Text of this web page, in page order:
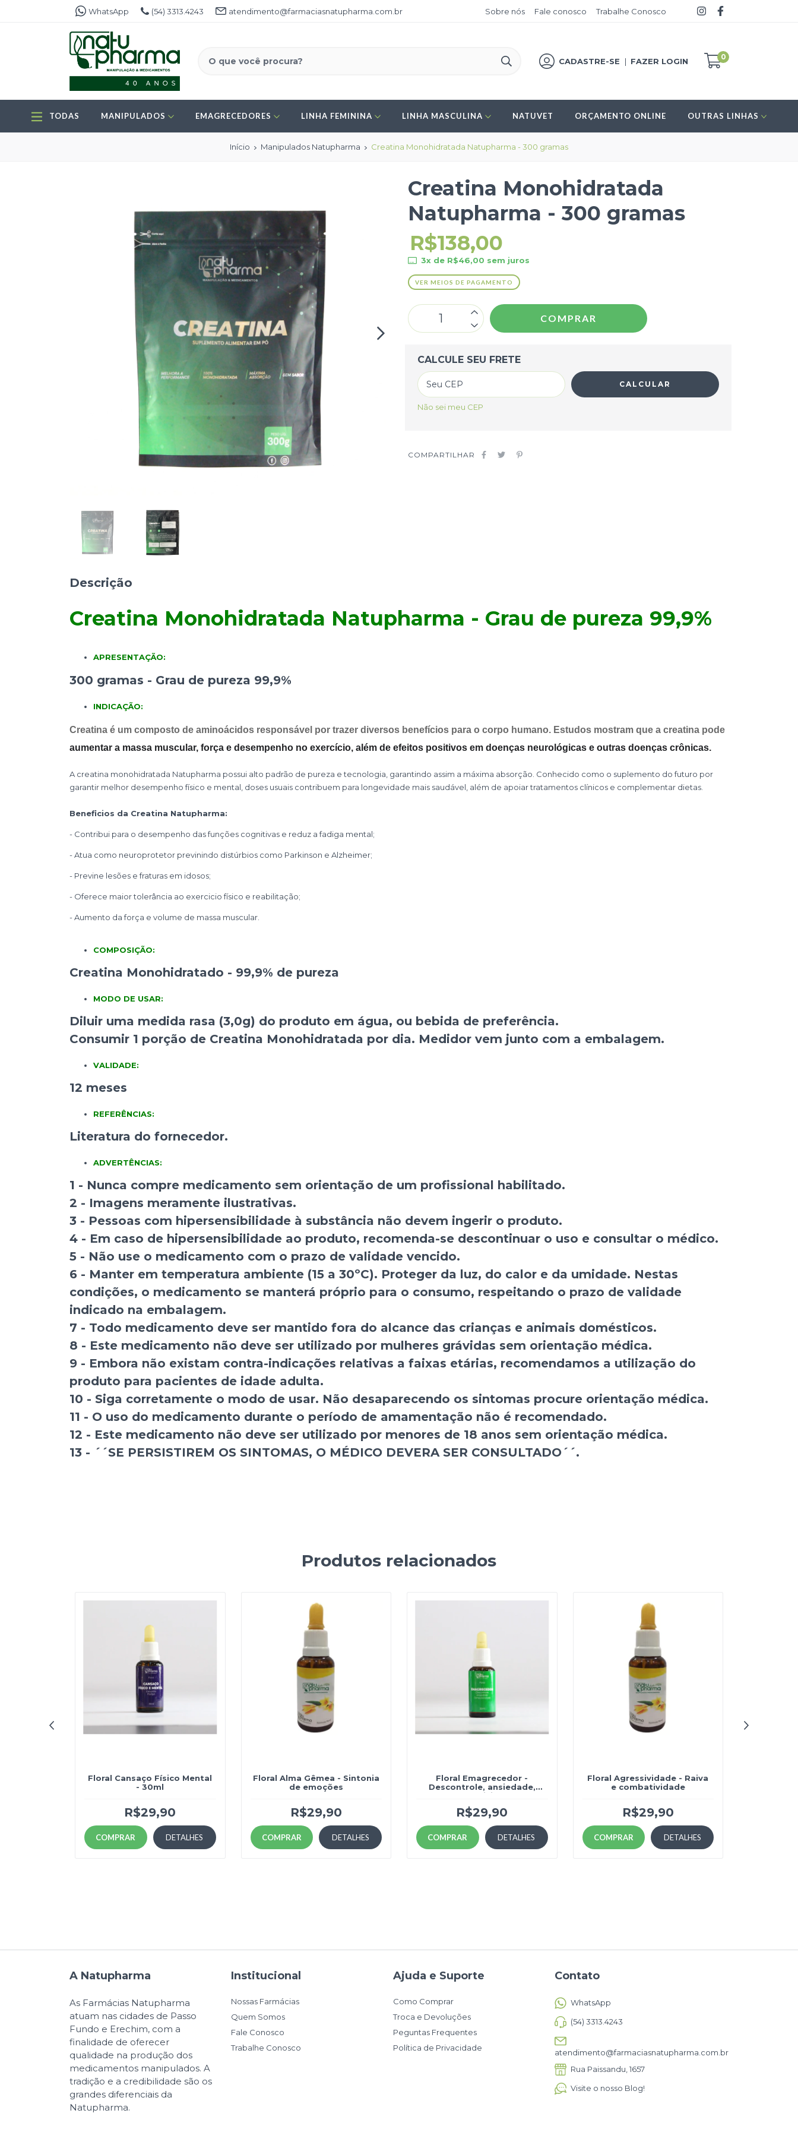
WhatsApp (54) 3313.4243 atendimento@farmaciasnatupharma.com.br Sobre nós Fale conosco Trabalhe Conosco
CADASTRE-SE | FAZER LOGIN 0
TODAS MANIPULADOS EMAGRECEDORES LINHA FEMININA LINHA MASCULINA NATUVET ORÇAMENTO ONLINE OUTRAS LINHAS
Início Manipulados Natupharma Creatina Monohidratada Natupharma - 300 gramas
Creatina Monohidratada
Natupharma - 300 gramas
R$138,00
3x de R$46,00 sem juros
VER MEIOS DE PAGAMENTO
CALCULE SEU FRETE
CALCULAR
Não sei meu CEP
COMPARTILHAR
Descrição
Creatina Monohidratada Natupharma - Grau de pureza 99,9%
APRESENTAÇÃO:
300 gramas - Grau de pureza 99,9%
INDICAÇÃO:
Creatina é um composto de aminoácidos responsável por trazer diversos benefícios para o corpo humano. Estudos mostram que a creatina pode
aumentar a massa muscular, força e desempenho no exercício, além de efeitos positivos em doenças neurológicas e outras doenças crônicas.
A creatina monohidratada Natupharma possui alto padrão de pureza e tecnologia, garantindo assim a máxima absorção. Conhecido como o suplemento do futuro por
garantir melhor desempenho físico e mental, doses usuais contribuem para longevidade mais saudável, além de apoiar tratamentos clínicos e complementar dietas.
Beneficios da Creatina Natupharma:
- Contribui para o desempenho das funções cognitivas e reduz a fadiga mental;
- Atua como neuroprotetor previnindo distúrbios como Parkinson e Alzheimer;
- Previne lesões e fraturas em idosos;
- Oferece maior tolerância ao exercicio físico e reabilitação;
- Aumento da força e volume de massa muscular.
COMPOSIÇÃO:
Creatina Monohidratado - 99,9% de pureza
MODO DE USAR:
Diluir uma medida rasa (3,0g) do produto em água, ou bebida de preferência.
Consumir 1 porção de Creatina Monohidratada por dia. Medidor vem junto com a embalagem.
VALIDADE:
12 meses
REFERÊNCIAS:
Literatura do fornecedor.
ADVERTÊNCIAS:
1 - Nunca compre medicamento sem orientação de um profissional habilitado.
2 - Imagens meramente ilustrativas.
3 - Pessoas com hipersensibilidade à substância não devem ingerir o produto.
4 - Em caso de hipersensibilidade ao produto, recomenda-se descontinuar o uso e consultar o médico.
5 - Não use o medicamento com o prazo de validade vencido.
6 - Manter em temperatura ambiente (15 a 30ºC). Proteger da luz, do calor e da umidade. Nestas
condições, o medicamento se manterá próprio para o consumo, respeitando o prazo de validade
indicado na embalagem.
7 - Todo medicamento deve ser mantido fora do alcance das crianças e animais domésticos.
8 - Este medicamento não deve ser utilizado por mulheres grávidas sem orientação médica.
9 - Embora não existam contra-indicações relativas a faixas etárias, recomendamos a utilização do
produto para pacientes de idade adulta.
10 - Siga corretamente o modo de usar. Não desaparecendo os sintomas procure orientação médica.
11 - O uso do medicamento durante o período de amamentação não é recomendado.
12 - Este medicamento não deve ser utilizado por menores de 18 anos sem orientação médica.
13 - ´´SE PERSISTIREM OS SINTOMAS, O MÉDICO DEVERA SER CONSULTADO´´.
Produtos relacionados
Floral Cansaço Físico Mental
- 30ml
R$29,90
COMPRAR DETALHES
Floral Alma Gêmea - Sintonia
de emoções
R$29,90
COMPRAR DETALHES
Floral Emagrecedor -
Descontrole, ansiedade,
compulsividade.
R$29,90
COMPRAR DETALHES
Floral Agressividade - Raiva
e combatividade
R$29,90
COMPRAR DETALHES
A Natupharma
As Farmácias Natupharma
atuam nas cidades de Passo
Fundo e Erechim, com a
finalidade de oferecer
qualidade na produção dos
medicamentos manipulados. A
tradição e a credibilidade são os
grandes diferenciais da
Natupharma.
Institucional
Nossas Farmácias
Quem Somos
Fale Conosco
Trabalhe Conosco
Ajuda e Suporte
Como Comprar
Troca e Devoluções
Peguntas Frequentes
Política de Privacidade
Contato
WhatsApp
(54) 3313.4243
atendimento@farmaciasnatupharma.com.br
Rua Paissandu, 1657
Visite o nosso Blog!